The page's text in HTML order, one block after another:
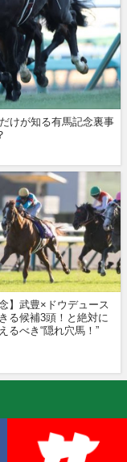
けが知る有馬記念裏事
】武豊×ドウデュース
る候補3頭！と絶対に
るべき“隠れ穴馬！”